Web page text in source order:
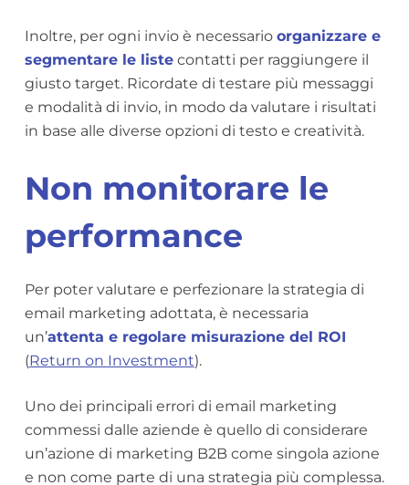
Inoltre, per ogni invio è necessario organizzare e
segmentare le listecontatti per raggiungere il
giusto target. Ricordate di testare più messaggi
e modalità di invio, in modo da valutare i risultati
in base alle diverse opzioni di testo e creatività.
Non monitorare le
performance
Per poter valutare e perfezionare la strategia di
email marketing adottata, è necessaria
un’attenta e regolare misurazione del ROI
(Return on Investment).
Uno dei principali errori di email marketing
commessi dalle aziende è quello di considerare
un’azione di marketing B2B come singola azione
e non come parte di una strategia più complessa.